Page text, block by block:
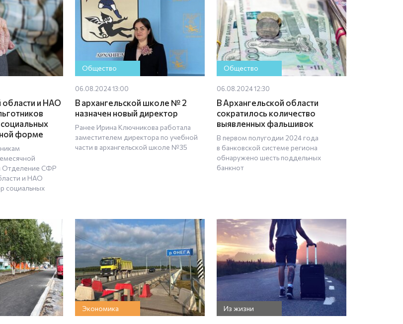
области и НАО
форме
Отделение СФР
и НАО
социальных
Общество
06.08.2024 13:00
В архангельской школе № 2
назначен новый директор
Ранее Ирина Ключникова работала
заместителем директора по учебной
части в архангельской школе №35
Общество
06.08.2024 12:30
В Архангельской области
сократилось количество
выявленных фальшивок
В первом полугодии 2024 года
в банковской системе региона
обнаружено шесть поддельных
банкнот
Экономика Из жизни